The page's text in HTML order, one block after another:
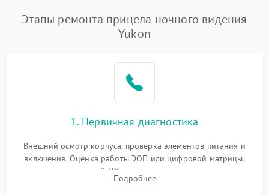
Этапы ремонта прицела ночного видения
Yukon
1. Первичная диагностика
Внешний осмотр корпуса, проверка элементов питания и
включения. Оценка работы ЭОП или цифровой матрицы,
проверка встроенной ИК-подсветки и механизма выверки
прицельной сетки. Выявление видимых дефектов оптики и
Подробнее